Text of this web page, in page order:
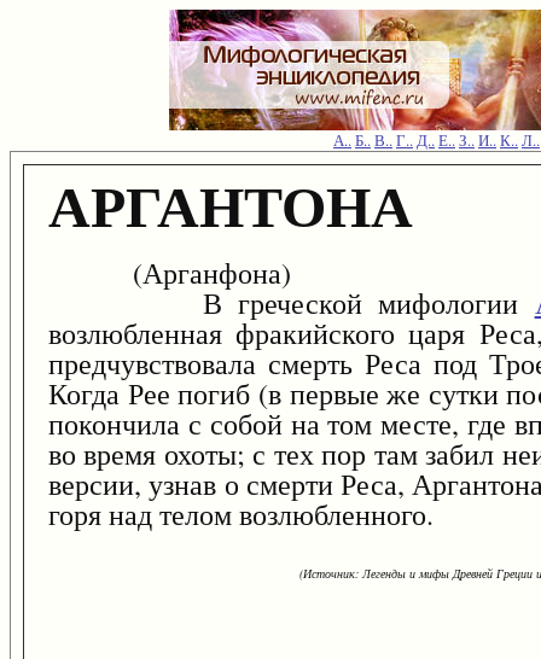
А..Б..В..Г..Д..Е..З..И..К..Л..
АРГАНТОНА
(Арганфона)
В греческой мифологии
возлюбленная фракийского царя
предчувствовала смерть Реса под
Когда Рее погиб (в первые же сутки
покончила с собой на том месте, где
во время охоты; с тех пор там забил
версии, узнав о смерти Реса,
горя над телом возлюбленного.
(Источник: Легенды и мифы Древней